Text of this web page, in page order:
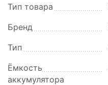
Тип товара
Бренд
Тип
Ёмкость
аккумулятора